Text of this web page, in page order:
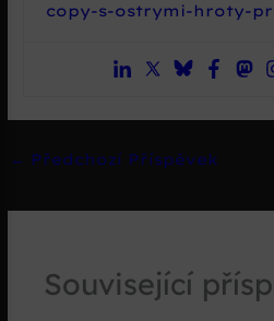
copy-s-ostrymi-hroty-
← Předchozí Příspěvek
Související